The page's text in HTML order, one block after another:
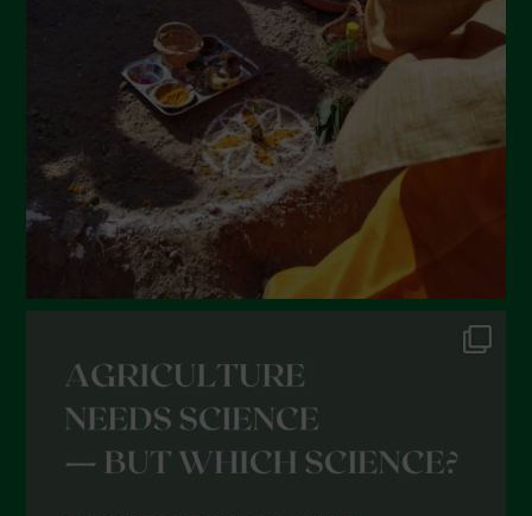
Aprile 2022
Marzo 2022
Febbraio 2022
Gennaio 2022
Dicembre 2021
Novembre 2021
Settembre 2021
Agosto 2021
Luglio 2021